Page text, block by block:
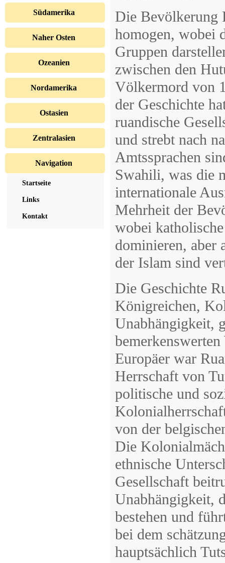
Südamerika
Naher Osten
Ozeanien
Nordamerika
Ostasien
Zentralasien
Navigation
Startseite
Links
Kontakt
Die Bevölkerung
homogen, wobei
Gruppen
zwischen den
Völkermord von
der Geschichte
ruandische
und strebt nach
Amtssprachen
Swahili, was die
internationale
Mehrheit der
wobei
dominieren, aber
der Islam sind
Die Geschichte
Königreichen,
Unabhängigkeit,
Europäer war
Herrschaft von
politische und
von der
Die
ethnische
Gesellschaft
Unabhängigkeit,
bestehen und
bei dem
hauptsächlich